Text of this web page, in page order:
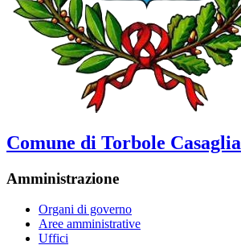
Comune di Torbole Casaglia
Amministrazione
Organi di governo
Aree amministrative
Uffici